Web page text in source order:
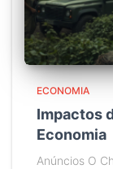
ECONOMIA
Impactos
Economia
Anúncios O